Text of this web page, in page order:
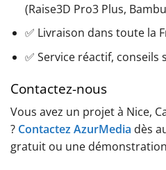
(Raise3D Pro3 Plus,
✅ Livraison dans toute la
✅ Service réactif,
Contactez-nous
Vous avez un projet à Nice,
? Contactez AzurMedia dès
gratuit ou une